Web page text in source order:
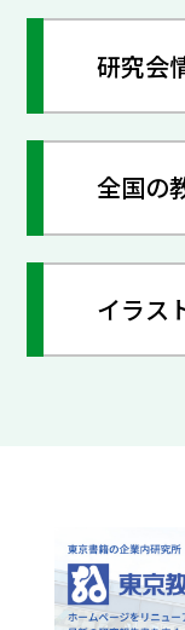
研究会
全国の
イラス